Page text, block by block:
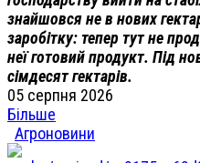
знайшовся не в нових
заробітку: тепер тут не
неї готовий продукт. Під
сімдесят гектарів.
05 серпня 2026
Більше
Агроновини